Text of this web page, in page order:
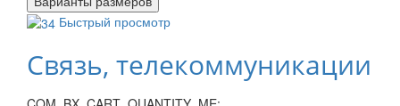
Быстрый просмотр
Связь, телекоммуникации